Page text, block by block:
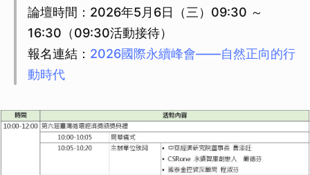
論壇時間：2026年5月6日（三）09:30 ～
16:30（09:30活動接待）
報名連結： 2026國際永續峰會——自然正向的行
動時代